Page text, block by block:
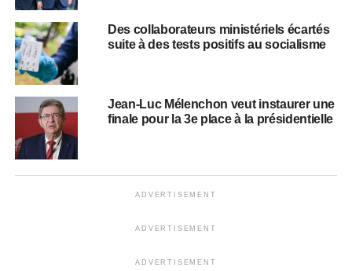
Des collaborateurs ministériels écartés
suite à des tests positifs au socialisme
Jean-Luc Mélenchon veut instaurer une
finale pour la 3e place à la présidentielle
ADVERTISEMENT
ADVERTISEMENT
ADVERTISEMENT